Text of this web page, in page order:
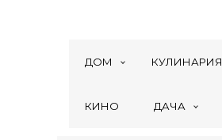
ДОМ КУЛИНАРИЯ
КИНО ДАЧА